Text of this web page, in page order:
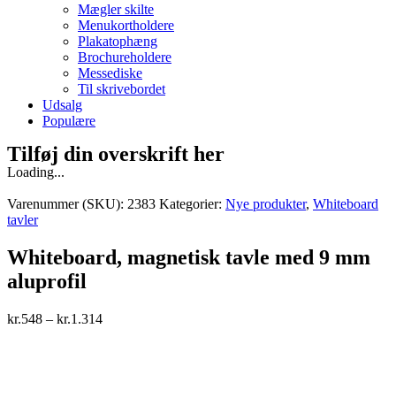
Mægler skilte
Menukortholdere
Plakatophæng
Brochureholdere
Messediske
Til skrivebordet
Udsalg
Populære
Tilføj din overskrift her
Loading...
Varenummer (SKU): 2383 Kategorier: Nye produkter, Whiteboard
tavler
Whiteboard, magnetisk tavle med 9 mm
aluprofil
kr.548 – kr.1.314